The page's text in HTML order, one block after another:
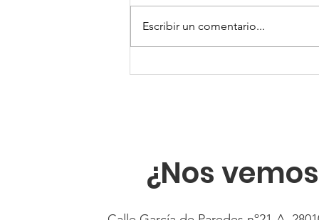
La Comunidad de Madrid
Escribir un comentario...
¿Nos